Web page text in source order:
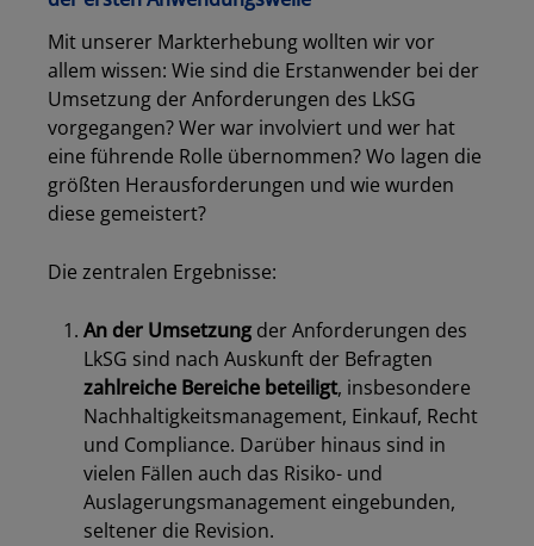
Mit unserer Markterhebung wollten wir vor
allem wissen: Wie sind die Erstanwender bei der
Umsetzung der Anforderungen des LkSG
vorgegangen? Wer war involviert und wer hat
eine führende Rolle übernommen? Wo lagen die
größten Herausforderungen und wie wurden
diese gemeistert?
Die zentralen Ergebnisse:
An der Umsetzung der Anforderungen des
LkSG sind nach Auskunft der Befragten
zahlreiche Bereiche beteiligt, insbesondere
Nachhaltigkeitsmanagement, Einkauf, Recht
und Compliance. Darüber hinaus sind in
vielen Fällen auch das Risiko- und
Auslagerungsmanagement eingebunden,
seltener die Revision.